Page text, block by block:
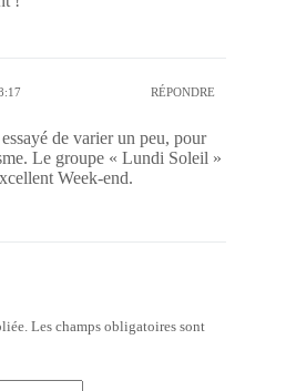
RÉPONDRE
de varier un peu, pour
Le groupe « Lundi Soleil »
Week-end.
Les champs obligatoires sont